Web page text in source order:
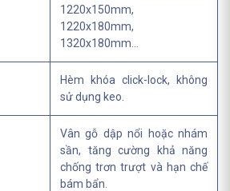
1220x150mm,
1220x180mm,
1320x180mm...
Hèm khóa click-lock, không
sử dụng keo.
Vân gỗ dập nổi hoặc nhám
sần, tăng cường khả năng
chống trơn trượt và hạn chế
bám bẩn.